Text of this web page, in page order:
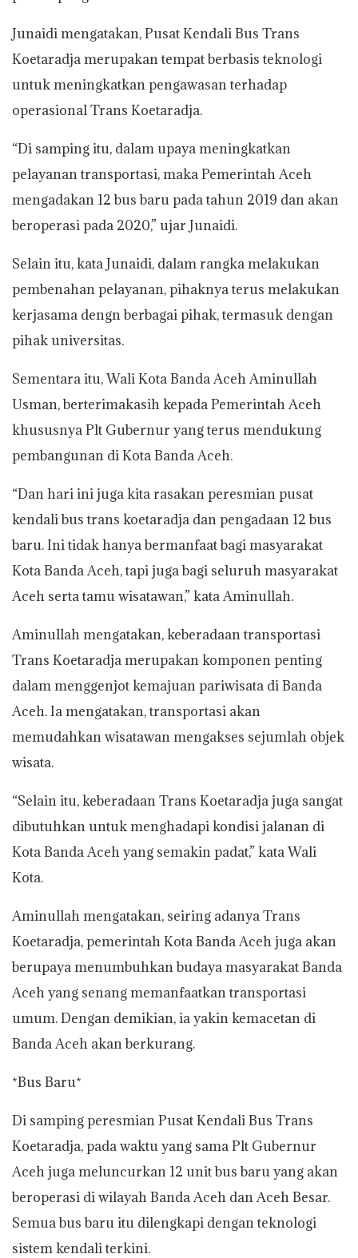
Junaidi mengatakan, Pusat Kendali Bus Trans
Koetaradja merupakan tempat berbasis teknologi
untuk meningkatkan pengawasan terhadap
operasional Trans Koetaradja.
“Di samping itu, dalam upaya meningkatkan
pelayanan transportasi, maka Pemerintah Aceh
mengadakan 12 bus baru pada tahun 2019 dan akan
beroperasi pada 2020,” ujar Junaidi.
Selain itu, kata Junaidi, dalam rangka melakukan
pembenahan pelayanan, pihaknya terus melakukan
kerjasama dengn berbagai pihak, termasuk dengan
pihak universitas.
Sementara itu, Wali Kota Banda Aceh Aminullah
Usman, berterimakasih kepada Pemerintah Aceh
khususnya Plt Gubernur yang terus mendukung
pembangunan di Kota Banda Aceh.
“Dan hari ini juga kita rasakan peresmian pusat
kendali bus trans koetaradja dan pengadaan 12 bus
baru. Ini tidak hanya bermanfaat bagi masyarakat
Kota Banda Aceh, tapi juga bagi seluruh masyarakat
Aceh serta tamu wisatawan,” kata Aminullah.
Aminullah mengatakan, keberadaan transportasi
Trans Koetaradja merupakan komponen penting
dalam menggenjot kemajuan pariwisata di Banda
Aceh. Ia mengatakan, transportasi akan
memudahkan wisatawan mengakses sejumlah objek
wisata.
“Selain itu, keberadaan Trans Koetaradja juga sangat
dibutuhkan untuk menghadapi kondisi jalanan di
Kota Banda Aceh yang semakin padat,” kata Wali
Kota.
Aminullah mengatakan, seiring adanya Trans
Koetaradja, pemerintah Kota Banda Aceh juga akan
berupaya menumbuhkan budaya masyarakat Banda
Aceh yang senang memanfaatkan transportasi
umum. Dengan demikian, ia yakin kemacetan di
Banda Aceh akan berkurang.
*Bus Baru*
Di samping peresmian Pusat Kendali Bus Trans
Koetaradja, pada waktu yang sama Plt Gubernur
Aceh juga meluncurkan 12 unit bus baru yang akan
beroperasi di wilayah Banda Aceh dan Aceh Besar.
Semua bus baru itu dilengkapi dengan teknologi
sistem kendali terkini.